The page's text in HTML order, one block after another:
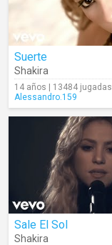
Suerte
Shakira
14 años | 13484 jugadas
Alessandro.159
Sale El Sol
Shakira